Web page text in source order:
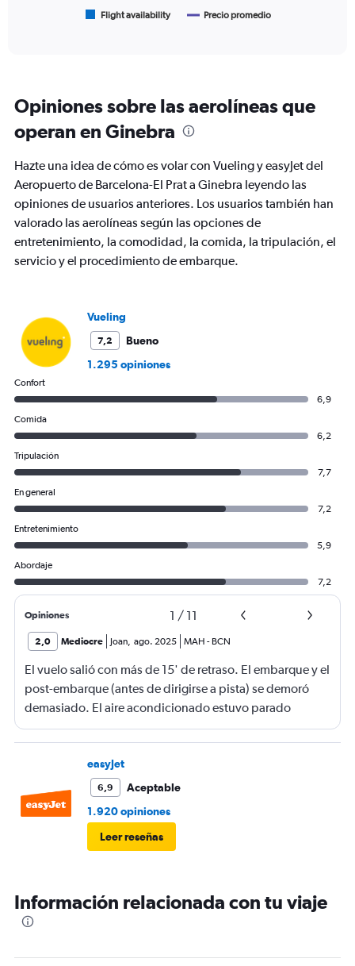
6
The
has
2
Y
axes
displaying
Avg.
Price
flights.
Flight availability Precio promedio
Opiniones sobre las aerolíneas que
operan en Ginebra
Hazte una idea de cómo es volar con Vueling y easyJet del
Aeropuerto de Barcelona-El Prat a Ginebra leyendo las
opiniones de usuarios anteriores. Los usuarios también han
valorado las aerolíneas según las opciones de
entretenimiento, la comodidad, la comida, la tripulación, el
servicio y el procedimiento de embarque.
Vueling
7,2
Bueno
1.295 opiniones
Confort
6,9
Comida
6,2
Tripulación
7,7
En general
7,2
Entretenimiento
5,9
Abordaje
7,2
Opiniones 1 / 11
2,0 Mediocre Joan, ago. 2025 MAH - BCN
El vuelo salió con más de 15' de retraso. El embarque y el
post-embarque (antes de dirigirse a pista) se demoró
demasiado. El aire acondicionado estuvo parado
durante el post-embarque (antes de dirigirse a pista) y
durante el desembarque en destino. Los USB de carga
no funcionaron en ningún momento.
easyJet
6,9
Aceptable
1.920 opiniones
Leer reseñas
Información relacionada con tu viaje